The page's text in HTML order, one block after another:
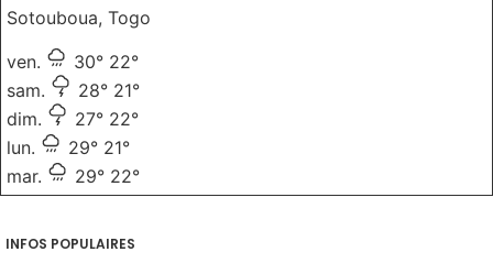
Sotouboua, Togo
ven. 30° 22°
sam.
28° 21°
dim.
27° 22°
lun.
29° 21°
mar.
29° 22°
INFOS POPULAIRES